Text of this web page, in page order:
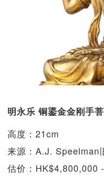
明永乐 铜鎏金金刚手
高度：21cm
来源：A.J. Speelman
估价：HK$4,800,000